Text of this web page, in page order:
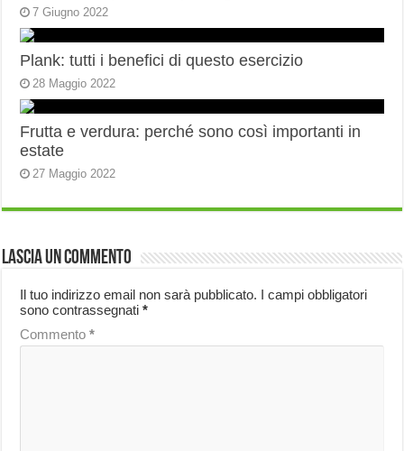
7 Giugno 2022
Plank: tutti i benefici di questo esercizio
28 Maggio 2022
Frutta e verdura: perché sono così importanti in
estate
27 Maggio 2022
Lascia un commento
Il tuo indirizzo email non sarà pubblicato. I campi obbligatori
sono contrassegnati*
Commento*